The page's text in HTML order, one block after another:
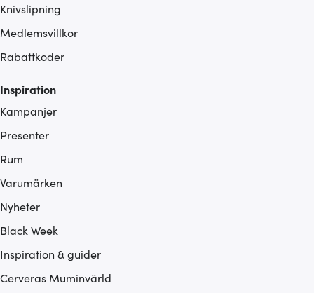
Knivslipning
Medlemsvillkor
Rabattkoder
Inspiration
Kampanjer
Presenter
Rum
Varumärken
Nyheter
Black Week
Inspiration & guider
Cerveras Muminvärld